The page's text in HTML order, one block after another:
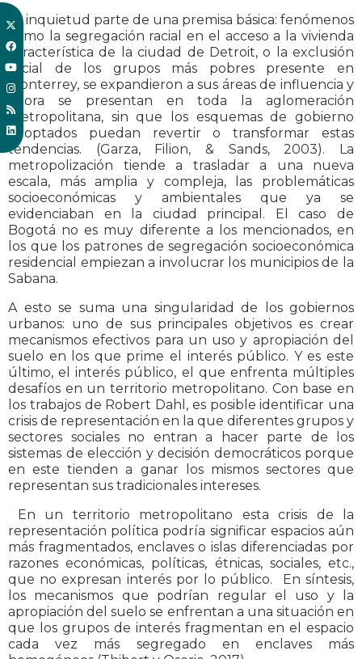
La inquietud parte de una premisa básica: fenómenos
como la segregación racial en el acceso a la vivienda
característica de la ciudad de Detroit, o la exclusión
social de los grupos más pobres presente en
Monterrey, se expandieron a sus áreas de influencia y
ahora se presentan en toda la aglomeración
metropolitana, sin que los esquemas de gobierno
adoptados puedan revertir o transformar estas
tendencias. (Garza, Filion, & Sands, 2003). La
metropolización tiende a trasladar a una nueva
escala, más amplia y compleja, las problemáticas
socioeconómicas y ambientales que ya se
evidenciaban en la ciudad principal. El caso de
Bogotá no es muy diferente a los mencionados, en
los que los patrones de segregación socioeconómica
residencial empiezan a involucrar los municipios de la
Sabana.
A esto se suma una singularidad de los gobiernos
urbanos: uno de sus principales objetivos es crear
mecanismos efectivos para un uso y apropiación del
suelo en los que prime el interés público. Y es este
último, el interés público, el que enfrenta múltiples
desafíos en un territorio metropolitano. Con base en
los trabajos de Robert Dahl, es posible identificar una
crisis de representación en la que diferentes grupos y
sectores sociales no entran a hacer parte de los
sistemas de elección y decisión democráticos porque
en este tienden a ganar los mismos sectores que
representan sus tradicionales intereses.
En un territorio metropolitano esta crisis de la
representación política podría significar espacios aún
más fragmentados, enclaves o islas diferenciadas por
razones económicas, políticas, étnicas, sociales, etc.,
que no expresan interés por lo público. En síntesis,
los mecanismos que podrían regular el uso y la
apropiación del suelo se enfrentan a una situación en
que los grupos de interés fragmentan en el espacio
cada vez más segregado en enclaves más